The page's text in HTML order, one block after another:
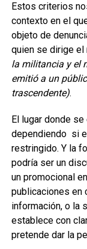
Estos criterios
contexto en el
objeto de
quien se dirige el
la militancia y el
emitió a un
trascendente).
El lugar donde
dependiendo si
restringido. Y la
podría ser un
un promocional
publicaciones en
información, o la
establece con
pretende dar la